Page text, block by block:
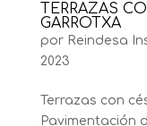
TERRAZAS
GARROTXA
por Reindesa
2023
Terrazas con
Pavimentación